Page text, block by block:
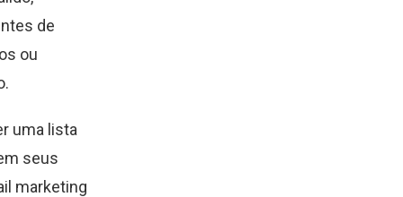
de
ou
uma lista
seus
marketing